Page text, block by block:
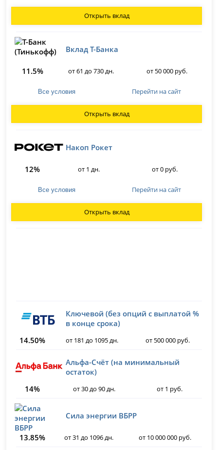
Открыть вклад
Вклад Т-Банка
11.5% от 61 до 730 дн. от 50 000 руб.
Все условия Перейти на сайт
Открыть вклад
Накоп Рокет
12% от 1 дн. от 0 руб.
Все условия Перейти на сайт
Открыть вклад
Ключевой (без опций с выплатой %
в конце срока)
14.50%
от 181 до 1095 дн. от 500 000 руб.
Альфа-Счёт (на минимальный
остаток)
14%
от 30 до 90 дн. от 1 руб.
Сила энергии ВБРР
13.85% от 31 до 1096 дн. от 10 000 000 руб.